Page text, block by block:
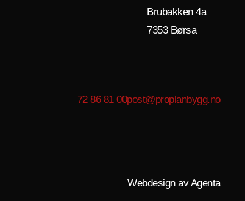
Brubakken 4a
7353 Børsa
72 86 81 00post@proplanbygg.no
Webdesign av Agenta